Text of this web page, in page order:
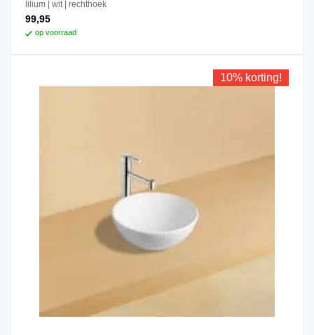
lilium wit rechthoek
99,95
op voorraad
10% korting!